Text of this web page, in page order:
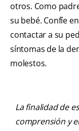
otros. Como
su bebé. Confíe
contactar a su
síntomas de la
molestos.
La finalidad de
comprensión y